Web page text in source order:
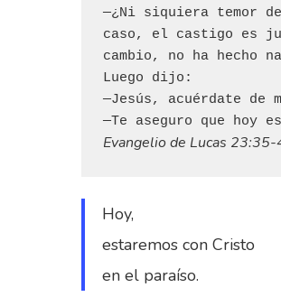
—¿Ni siquiera temor
caso, el castigo es
cambio, no ha hecho
Luego dijo:
—Jesús, acuérdate de
Evangelio de Lucas
Hoy,
estaremos con Cristo
en el paraíso.